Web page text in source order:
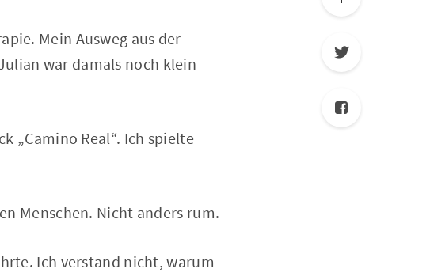
Mein Ausweg aus der
war damals noch klein
„Camino Real“. Ich spielte
Menschen. Nicht anders rum.
Ich verstand nicht, warum